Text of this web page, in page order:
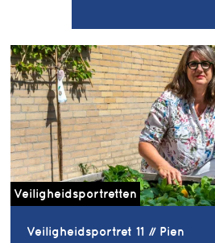
Veiligheidsportretten
Veiligheidsportret 11 // Pien